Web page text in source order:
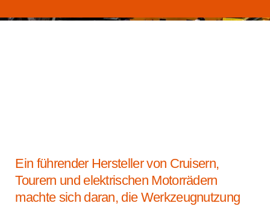
Ein führender Hersteller von Cruisern,
Tourern und elektrischen Motorrädern
machte sich daran, die Werkzeugnutzung